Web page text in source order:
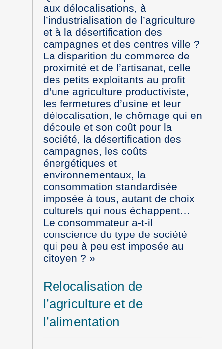
aux délocalisations, à
l’industrialisation de l’agriculture
et à la désertification des
campagnes et des centres ville ?
La disparition du commerce de
proximité et de l’artisanat, celle
des petits exploitants au profit
d’une agriculture productiviste,
les fermetures d’usine et leur
délocalisation, le chômage qui en
découle et son coût pour la
société, la désertification des
campagnes, les coûts
énergétiques et
environnementaux, la
consommation standardisée
imposée à tous, autant de choix
culturels qui nous échappent…
Le consommateur a-t-il
conscience du type de société
qui peu à peu est imposée au
citoyen ? »
Relocalisation de
l’agriculture et de
l’alimentation